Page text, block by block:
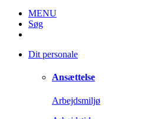
MENU
Søg
Dit personale
Ansættelse
Arbejdsmiljø